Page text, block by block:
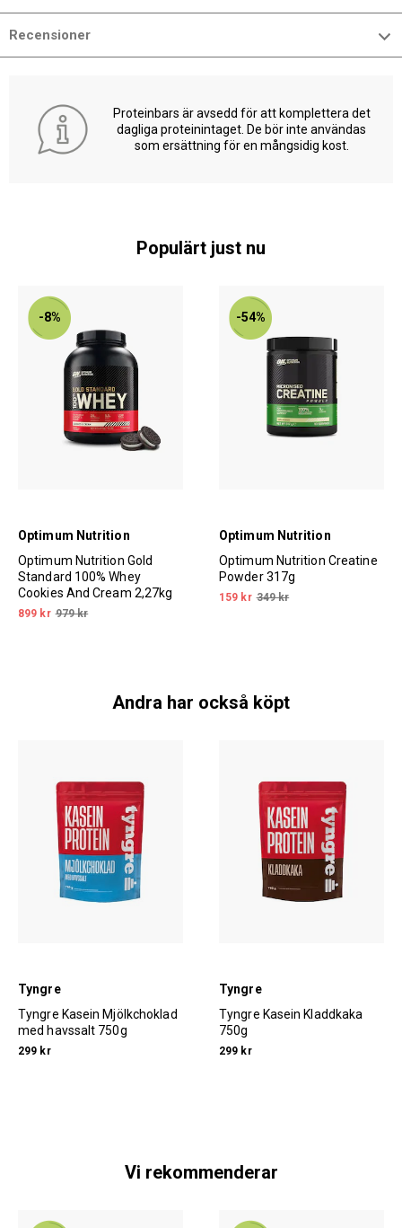
Recensioner
Proteinbars är avsedd för att komplettera det
dagliga proteinintaget. De bör inte användas
som ersättning för en mångsidig kost.
Populärt just nu
-8%
Optimum Nutrition
Optimum Nutrition Gold
Standard 100% Whey
Cookies And Cream 2,27kg
899 kr 979 kr
-54%
Optimum Nutrition
Optimum Nutrition Creatine
Powder 317g
159 kr 349 kr
Andra har också köpt
Tyngre
Tyngre Kasein Mjölkchoklad
med havssalt 750g
299 kr
Tyngre
Tyngre Kasein Kladdkaka
750g
299 kr
Vi rekommenderar